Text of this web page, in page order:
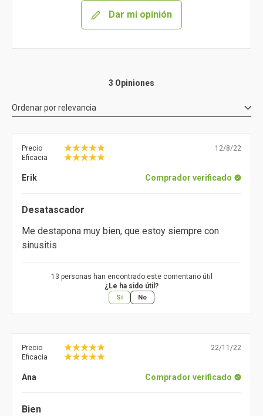
Dar mi opinión
3 Opiniones
Ordenar porrelevancia
Precio
Eficacia
12/8/22
Erik Comprador verificado
Desatascador
Me destapona muy bien, que estoy siempre con
sinusitis
13 personas han encontrado este comentario útil
¿Le ha sido útil?
Sí No
Precio
Eficacia
22/11/22
Ana Comprador verificado
Bien